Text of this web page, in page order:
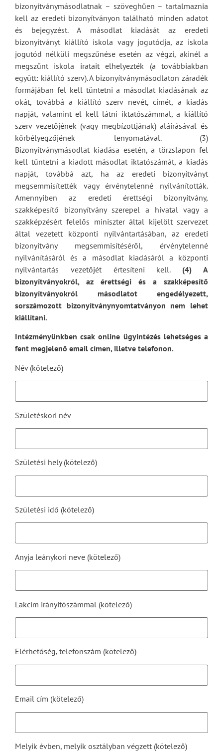
bizonyítványmásodlatnak – szöveghűen – tartalmaznia
kell az eredeti bizonyítványon található minden adatot
és bejegyzést. A másodlat kiadását az eredeti
bizonyítványt kiállító iskola vagy jogutódja, az iskola
jogutód nélküli megszűnése esetén az végzi, akinél a
megszűnt iskola iratait elhelyezték (a továbbiakban
együtt: kiállító szerv). A bizonyítványmásodlaton záradék
formájában fel kell tüntetni a másodlat kiadásának az
okát, továbbá a kiállító szerv nevét, címét, a kiadás
napját, valamint el kell látni iktatószámmal, a kiállító
szerv vezetőjének (vagy megbízottjának) aláírásával és
körbélyegzőjének lenyomatával. (3)
Bizonyítványmásodlat kiadása esetén, a törzslapon fel
kell tüntetni a kiadott másodlat iktatószámát, a kiadás
napját, továbbá azt, ha az eredeti bizonyítványt
megsemmisítették vagy érvénytelenné nyilvánították.
Amennyiben az eredeti érettségi bizonyítvány,
szakképesítő bizonyítvány szerepel a hivatal vagy a
szakképzésért felelős miniszter által kijelölt szervezet
által vezetett központi nyilvántartásában, az eredeti
bizonyítvány megsemmisítéséről, érvénytelenné
nyilvánításáról és a másodlat kiadásáról a központi
nyilvántartás vezetőjét értesíteni kell. (4) A
bizonyítványokról, az érettségi és a szakképesítő
bizonyítványokról másodlatot engedélyezett,
sorszámozott bizonyítványnyomtatványon nem lehet
kiállítani.
Intézményünkben csak online ügyintézés lehetséges a
fent megjelenő email címen, illetve telefonon.
Név (kötelező)
Születéskori név
Születési hely (kötelező)
Születési idő (kötelező)
Anyja leánykori neve (kötelező)
Lakcím irányítószámmal (kötelező)
Elérhetőség, telefonszám (kötelező)
Email cím (kötelező)
Melyik évben, melyik osztályban végzett (kötelező)